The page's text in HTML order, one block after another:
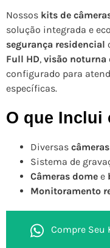
Nossos kits de
solução integrada e
segurança residencial
Full HD, visão noturna
configurado para
específicas.
O que Inclui
Diversas
Sistema de
Câmeras dome e
Monitoramento
Compre Seu